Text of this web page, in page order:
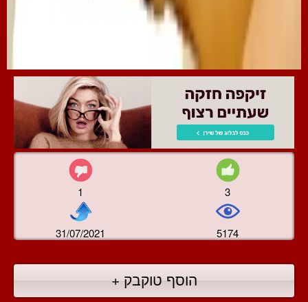
1 3
31/07/2021 5174
הוסף טוקבק +